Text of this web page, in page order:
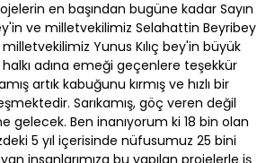
en başından bugüne kadar Sayın
ve milletvekilimiz Selahattin Beyribey
Yunus Kılıç bey'in büyük
halkı adına emeği geçenlere teşekkür
artık kabuğunu kırmış ve hızlı bir
Sarıkamış, göç veren değil
gelecek. Ben inanıyorum ki 18 bin olan
5 yıl içerisinde nüfusumuz 25 bini